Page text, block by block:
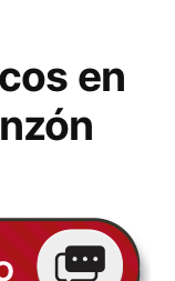
en